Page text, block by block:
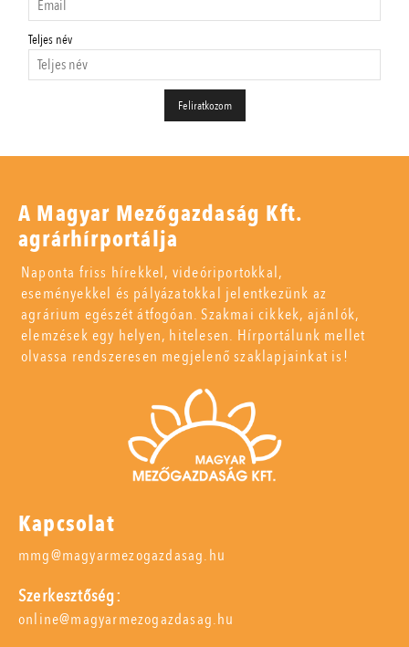
Teljes név
A Magyar Mezőgazdaság Kft.
agrárhírportálja
Naponta friss hírekkel, videóriportokkal,
eseményekkel és pályázatokkal jelentkezünk az
agrárium egészét átfogóan. Szakmai cikkek, ajánlók,
elemzések egy helyen, hitelesen. Hírportálunk mellet
olvassa rendszeresen megjelenő szaklapjainkat is!
Kapcsolat
mmg@magyarmezogazdasag.hu
Szerkesztőség:
online@magyarmezogazdasag.hu